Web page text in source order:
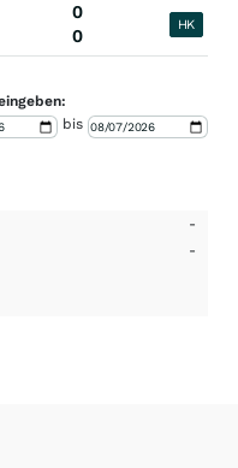
0
0
HK
bis
-
-